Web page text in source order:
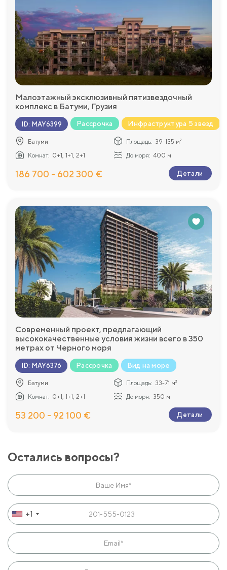
Малоэтажный эксклюзивный пятизвездочный
комплекс в Батуми, Грузия
ID: MAY6399 Рассрочка Инфраструктура 5 звезд
Батуми Площадь: 39-135 м²
Комнат: 0+1, 1+1, 2+1 До моря: 400 м
186 700 - 602 300 € Детали
Современный проект, предлагающий
высококачественные условия жизни всего в 350
метрах от Черного моря
ID: MAY6376 Рассрочка Вид на море
Батуми Площадь: 33-71 м²
Комнат: 0+1, 1+1, 2+1 До моря: 350 м
53 200 - 92 100 € Детали
Остались вопросы?
+1